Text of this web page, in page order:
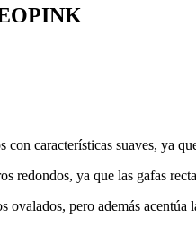
con características suaves, ya
redondos, ya que las gafas
ovalados, pero además